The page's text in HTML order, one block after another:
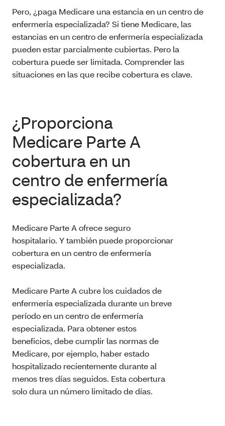
Pero, ¿paga Medicare una estancia en un centro de
enfermería especializada? Si tiene Medicare, las
estancias en un centro de enfermería especializada
pueden estar parcialmente cubiertas. Pero la
cobertura puede ser limitada. Comprender las
situaciones en las que recibe cobertura es clave.
¿Proporciona
Medicare Parte A
cobertura en un
centro de enfermería
especializada?
Medicare Parte A ofrece seguro
hospitalario. Y también puede proporcionar
cobertura en un centro de enfermería
especializada.
Medicare Parte A cubre los cuidados de
enfermería especializada durante un breve
período en un centro de enfermería
especializada. Para obtener estos
beneficios, debe cumplir las normas de
Medicare, por ejemplo, haber estado
hospitalizado recientemente durante al
menos tres días seguidos. Esta cobertura
solo dura un número limitado de días.